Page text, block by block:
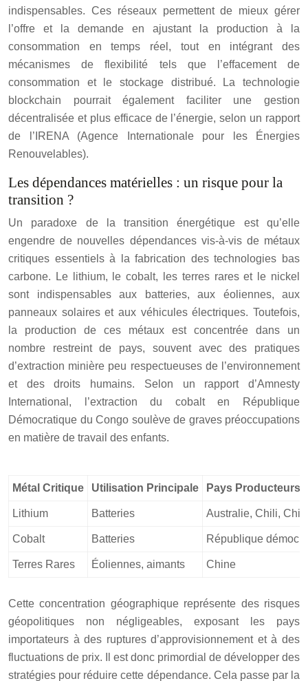
indispensables. Ces réseaux permettent de mieux gérer
l’offre et la demande en ajustant la production à la
consommation en temps réel, tout en intégrant des
mécanismes de flexibilité tels que l’effacement de
consommation et le stockage distribué. La technologie
blockchain pourrait également faciliter une gestion
décentralisée et plus efficace de l’énergie, selon un rapport
de l’IRENA (Agence Internationale pour les Énergies
Renouvelables).
Les dépendances matérielles : un risque pour la
transition ?
Un paradoxe de la transition énergétique est qu’elle
engendre de nouvelles dépendances vis-à-vis de métaux
critiques essentiels à la fabrication des technologies bas
carbone. Le lithium, le cobalt, les terres rares et le nickel
sont indispensables aux batteries, aux éoliennes, aux
panneaux solaires et aux véhicules électriques. Toutefois,
la production de ces métaux est concentrée dans un
nombre restreint de pays, souvent avec des pratiques
d’extraction minière peu respectueuses de l’environnement
et des droits humains. Selon un rapport d’Amnesty
International, l’extraction du cobalt en République
Démocratique du Congo soulève de graves préoccupations
en matière de travail des enfants.
Métal Critique Utilisation Principale Pays Producteurs
Lithium Batteries Australie, Chili,
Cobalt Batteries République
Terres Rares Éoliennes, aimants Chine
Cette concentration géographique représente des risques
géopolitiques non négligeables, exposant les pays
importateurs à des ruptures d’approvisionnement et à des
fluctuations de prix. Il est donc primordial de développer des
stratégies pour réduire cette dépendance. Cela passe par la